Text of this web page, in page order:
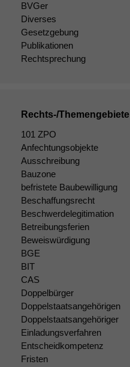
BVGer
Diverses
Gesetzgebung
Publikationen
Rechtsprechung
Rechts-/Themengebiete
101 ZPO
Anfechtungsobjekte
Ausschreibung
Bauzone
befristete Baubewilligung
Beschaffungsrecht
Beschwerdelegitimation
Betreibungsferien
Beweiswürdigung
BGE
BIT
CAS
Doppelbürger
Doppelstaatsangehörigen
Doppelstaatsangehöriger
Einladungsverfahren
Entscheidkompetenz
Fristen